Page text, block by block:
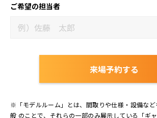
ご希望の担当者
来場予約する
※「モデルルーム」とは、間取りや仕様・設備など
般 のことで、それらの一部のみ展示している「ギ